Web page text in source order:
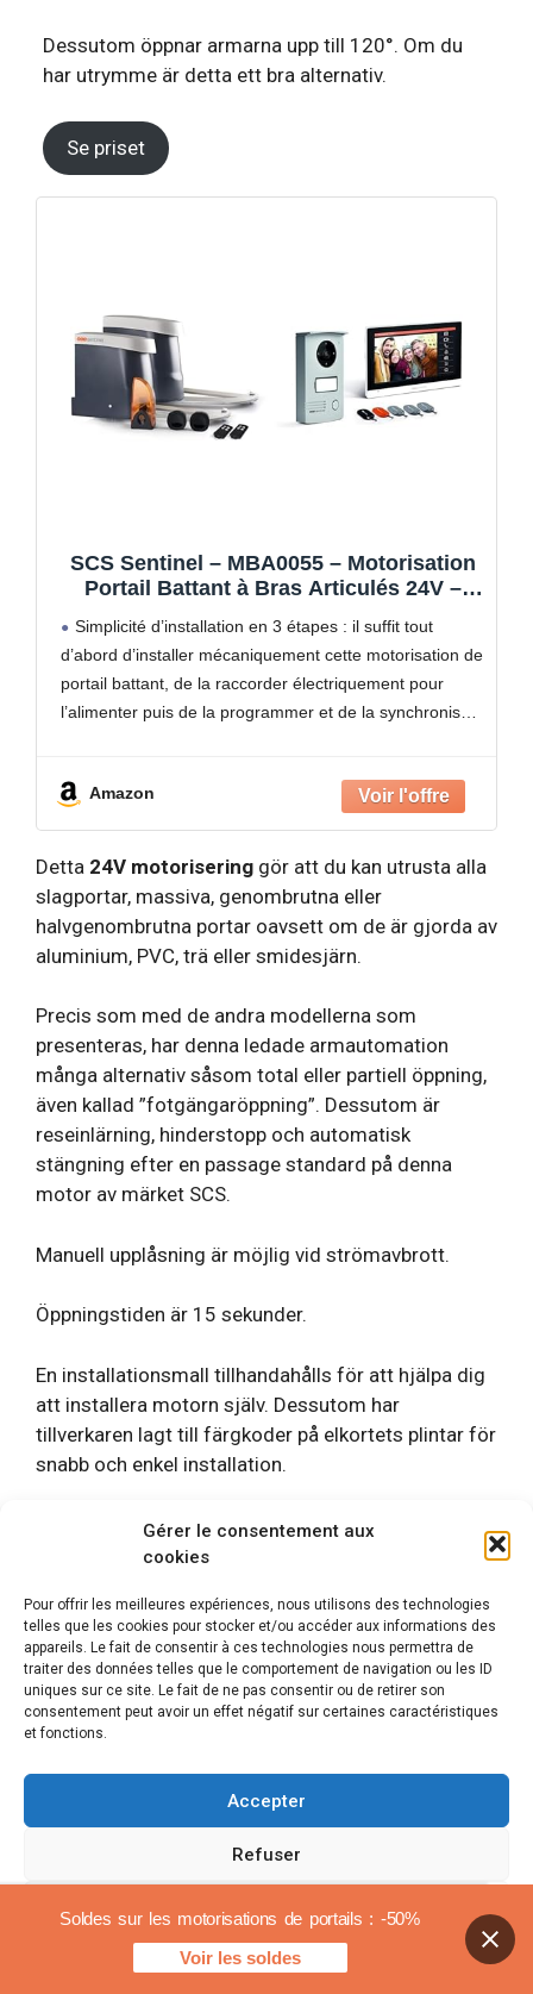
Gérer le consentement aux
cookies
Pour offrir les meilleures expériences, nous utilisons des technologies
telles que les cookies pour stocker et/ou accéder aux informations des
appareils. Le fait de consentir à ces technologies nous permettra de
traiter des données telles que le comportement de navigation ou les ID
uniques sur ce site. Le fait de ne pas consentir ou de retirer son
consentement peut avoir un effet négatif sur certaines caractéristiques
et fonctions.
Accepter
Refuser
Voir les préférences
CookiespolicyRättsliga meddelanden
Dessutom öppnar armarna upp till 120°. Om du
har utrymme är detta ett bra alternativ.
Se priset
SCS Sentinel – MBA0055 – Motorisation
Portail Battant à Bras Articulés 24V –
Longueur Portail 5 mètres et Poids 500
kg maximum – OpenGate 2
Simplicité d’installation en 3 étapes : il suffit tout
d’abord d’installer mécaniquement cette motorisation de
portail battant, de la raccorder électriquement pour
l’alimenter puis de la programmer et de la synchroniser
Amazon
Detta 24V motorisering gör att du kan utrusta alla
slagportar, massiva, genombrutna eller
halvgenombrutna portar oavsett om de är gjorda av
aluminium, PVC, trä eller smidesjärn.
Precis som med de andra modellerna som
presenteras, har denna ledade armautomation
många alternativ såsom total eller partiell öppning,
även kallad ”fotgängaröppning”. Dessutom är
reseinlärning, hinderstopp och automatisk
stängning efter en passage standard på denna
motor av märket SCS.
Manuell upplåsning är möjlig vid strömavbrott.
Öppningstiden är 15 sekunder.
En installationsmall tillhandahålls för att hjälpa dig
att installera motorn själv. Dessutom har
tillverkaren lagt till färgkoder på elkortets plintar för
snabb och enkel installation.
Användarrecensioner av SCS
Sentinel OpenGate 2 gate
automation:
Ganska diskret för en handmotor
Bra valuta för pengarna
Monteringsmall medföljer
KOM SNABB 70
Soldes sur les motorisations de portails : -50%
Voir les soldes